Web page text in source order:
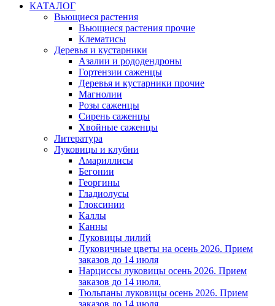
КАТАЛОГ
Вьющиеся растения
Вьющиеся растения прочие
Клематисы
Деревья и кустарники
Азалии и рододендроны
Гортензии саженцы
Деревья и кустарники прочие
Магнолии
Розы саженцы
Сирень саженцы
Хвойные саженцы
Литература
Луковицы и клубни
Амариллисы
Бегонии
Георгины
Гладиолусы
Глоксинии
Каллы
Канны
Луковицы лилий
Луковичные цветы на осень 2026. Прием
заказов до 14 июля
Нарциссы луковицы осень 2026. Прием
заказов до 14 июля.
Тюльпаны луковицы осень 2026. Прием
заказов до 14 июля.